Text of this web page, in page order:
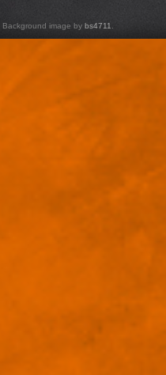
image by bs4711